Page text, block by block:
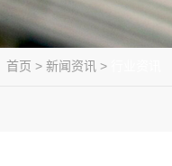
首页 > 新闻资讯 >